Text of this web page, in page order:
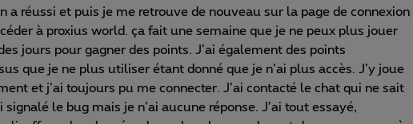
a réussi et puis je me retrouve de nouveau sur la page de connexion
à proxius world. ça fait une semaine que je ne peux plus jouer
jours pour gagner des points. J’ai également des points
que je ne plus utiliser étant donné que je n’ai plus accès. J’y joue
et j’ai toujours pu me connecter. J’ai contacté le chat qui ne sait
signalé le bug mais je n’ai aucune réponse. J’ai tout essayé,